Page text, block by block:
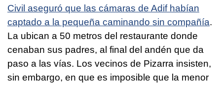
Civil aseguró que las cámaras de Adif habían
captado a la pequeña caminando sin compañía.
La ubican a 50 metros del restaurante donde
cenaban sus padres, al final del andén que da
paso a las vías. Los vecinos de Pizarra insisten,
sin embargo, en que es imposible que la menor